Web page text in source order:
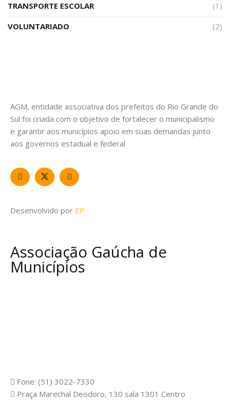
TRANSPORTE ESCOLAR
(1)
VOLUNTARIADO
(2)
AGM, entidade associativa dos prefeitos do Rio Grande do
Sul foi criada com o objetivo de fortalecer o municipalismo
e garantir aos municípios apoio em suas demandas junto
aos governos estadual e federal
Desenvolvido por EP
Associação Gaúcha de
Municípios
Fone: (51) 3022-7330
Praça Marechal Deodoro, 130 sala 1301 Centro